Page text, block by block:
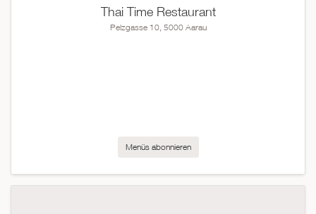
Thai Time Restaurant
Pelzgasse 10, 5000 Aarau
Menüs abonnieren